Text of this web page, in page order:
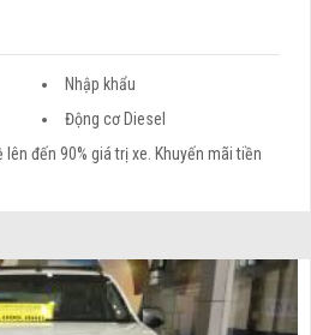
Nhập khẩu
Động cơ Diesel
lên đến 90% giá trị xe. Khuyến mãi tiền